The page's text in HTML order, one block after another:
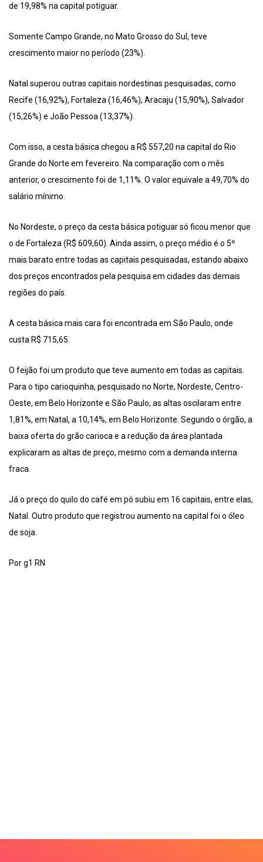
de 19,98% na capital potiguar.
Somente Campo Grande, no Mato Grosso do Sul, teve
crescimento maior no período (23%).
Natal superou outras capitais nordestinas pesquisadas, como
Recife (16,92%), Fortaleza (16,46%), Aracaju (15,90%), Salvador
(15,26%) e João Pessoa (13,37%).
Com isso, a cesta básica chegou a R$ 557,20 na capital do Rio
Grande do Norte em fevereiro. Na comparação com o mês
anterior, o crescimento foi de 1,11%. O valor equivale a 49,70% do
salário mínimo.
No Nordeste, o preço da cesta básica potiguar só ficou menor que
o de Fortaleza (R$ 609,60). Ainda assim, o preço médio é o 5º
mais barato entre todas as capitais pesquisadas, estando abaixo
dos preços encontrados pela pesquisa em cidades das demais
regiões do país.
A cesta básica mais cara foi encontrada em São Paulo, onde
custa R$ 715,65.
O feijão foi um produto que teve aumento em todas as capitais.
Para o tipo carioquinha, pesquisado no Norte, Nordeste, Centro-
Oeste, em Belo Horizonte e São Paulo, as altas oscilaram entre
1,81%, em Natal, a 10,14%, em Belo Horizonte. Segundo o órgão, a
baixa oferta do grão carioca e a redução da área plantada
explicaram as altas de preço, mesmo com a demanda interna
fraca.
Já o preço do quilo do café em pó subiu em 16 capitais, entre elas,
Natal. Outro produto que registrou aumento na capital foi o óleo
de soja.
Por g1 RN